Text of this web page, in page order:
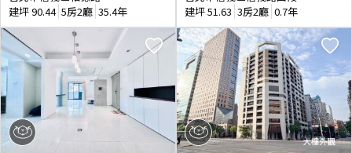
建坪90.44 5房2廳 35.4年
建坪51.63 3房2廳 0.7年